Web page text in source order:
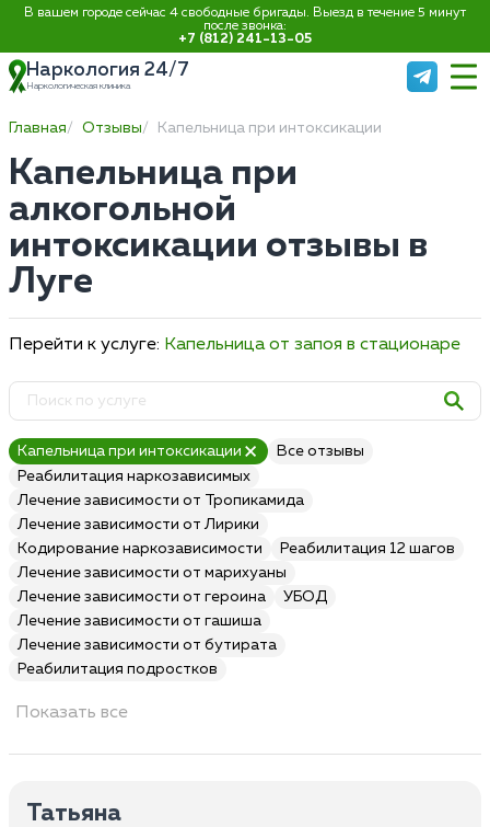
В вашем городе сейчас 4 свободные бригады. Выезд в течение 5 минут
после звонка:
+7 (812) 241-13-05
Наркология 24/7
Наркологическая клиника
Главная Отзывы Капельница при интоксикации
Капельница при
алкогольной
интоксикации отзывы в
Луге
Перейти к услуге: Капельница от запоя в стационаре
Капельница при интоксикации
Все отзывы
Реабилитация наркозависимых
Лечение зависимости от Тропикамида
Лечение зависимости от Лирики
Кодирование наркозависимости
Реабилитация 12 шагов
Лечение зависимости от марихуаны
Лечение зависимости от героина
УБОД
Лечение зависимости от гашиша
Лечение зависимости от бутирата
Реабилитация подростков
Показать все
Татьяна